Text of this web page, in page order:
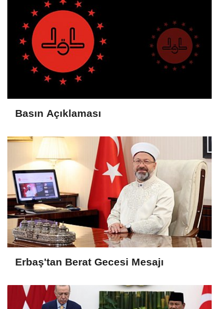
Basın Açıklaması
Erbaş'tan Berat Gecesi Mesajı